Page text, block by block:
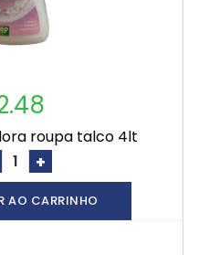
roupa talco 4lt
+
AO CARRINHO